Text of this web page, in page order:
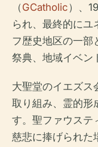
（GCatholic）、
られ、最終的にユ
フ歴史地区の一部
祭典、地域イベン
大聖堂のイエズス
取り組み、霊的形
す。聖ファウステ
慈悲に捧げられた